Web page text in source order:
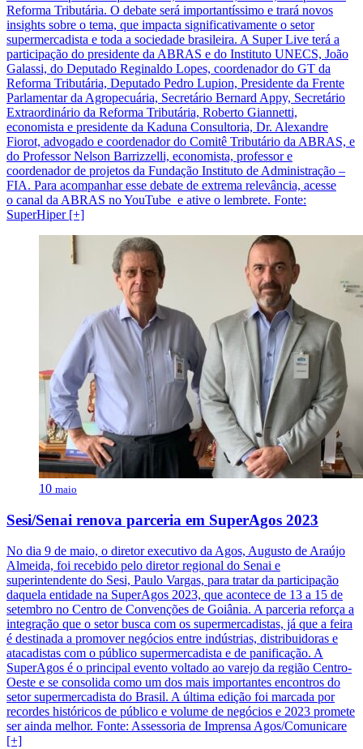
Reforma Tributária. O debate será importantíssimo e trará novos
insights sobre o tema, que impacta significativamente o setor
supermercadista e toda a sociedade brasileira. A Super Live terá a
participação do presidente da ABRAS e do Instituto UNECS, João
Galassi, do Deputado Reginaldo Lopes, coordenador do GT da
Reforma Tributária, Deputado Pedro Lupion, Presidente da Frente
Parlamentar da Agropecuária, Secretário Bernard Appy, Secretário
Extraordinário da Reforma Tributária, Roberto Giannetti,
economista e presidente da Kaduna Consultoria, Dr. Alexandre
Fiorot, advogado e coordenador do Comitê Tributário da ABRAS, e
do Professor Nelson Barrizzelli, economista, professor e
coordenador de projetos da Fundação Instituto de Administração –
FIA. Para acompanhar esse debate de extrema relevância, acesse
o canal da ABRAS no YouTube e ative o lembrete. Fonte:
SuperHiper [+]
10 maio
Sesi/Senai renova parceria em SuperAgos 2023
No dia 9 de maio, o diretor executivo da Agos, Augusto de Araújo
Almeida, foi recebido pelo diretor regional do Senai e
superintendente do Sesi, Paulo Vargas, para tratar da participação
daquela entidade na SuperAgos 2023, que acontece de 13 a 15 de
setembro no Centro de Convenções de Goiânia. A parceria reforça a
integração que o setor busca com os supermercadistas, já que a feira
é destinada a promover negócios entre indústrias, distribuidoras e
atacadistas com o público supermercadista e de panificação. A
SuperAgos é o principal evento voltado ao varejo da região Centro-
Oeste e se consolida como um dos mais importantes encontros do
setor supermercadista do Brasil. A última edição foi marcada por
recordes históricos de público e volume de negócios e 2023 promete
ser ainda melhor. Fonte: Assessoria de Imprensa Agos/Comunicare
[+]